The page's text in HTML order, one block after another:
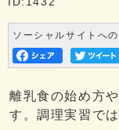
ソーシャルサイトへ
離乳食の始め方
す。調理実習で